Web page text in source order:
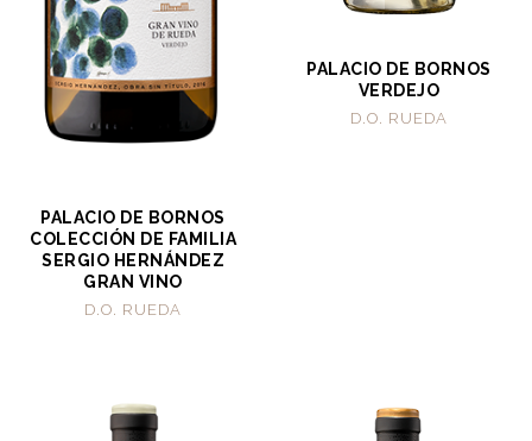
PALACIO DE BORNOS
COLECCIÓN DE FAMILIA
SERGIO HERNÁNDEZ
GRAN VINO
D.O. RUEDA
PALACIO DE BORNOS
VERDEJO
D.O. RUEDA